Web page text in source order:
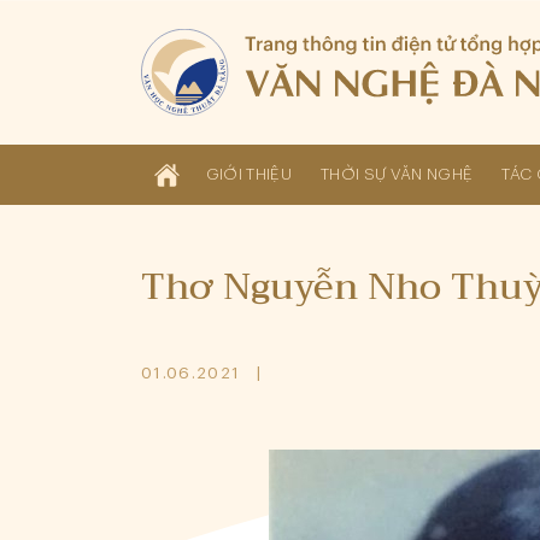
GIỚI THIỆU THỜI SỰ VĂN NGHỆ TÁC
Thơ Nguyễn Nho
01.06.2021